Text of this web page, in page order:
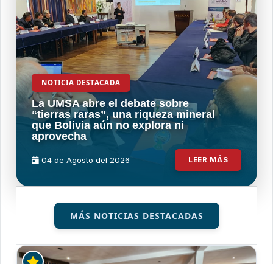
NOTICIA DESTACADA
La UMSA abre el debate sobre
“tierras raras”, una riqueza mineral
que Bolivia aún no explora ni
aprovecha
04 de Agosto del 2026 LEER MÁS
MÁS NOTICIAS DESTACADAS